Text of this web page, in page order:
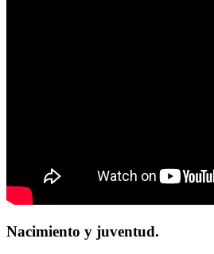
Nacimiento y juventud.